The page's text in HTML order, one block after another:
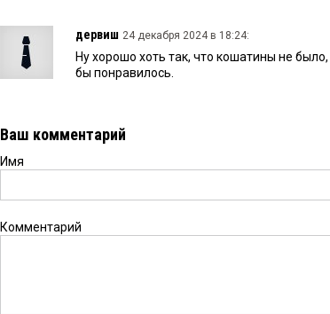
дервиш 24 декабря 2024 в 18:24:
Ну хорошо хоть так, что кошатины не
бы понравилось.
Ваш комментарий
Имя
Комментарий